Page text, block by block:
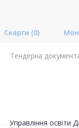
Скарги (0)
Тендерна
Управління освіти